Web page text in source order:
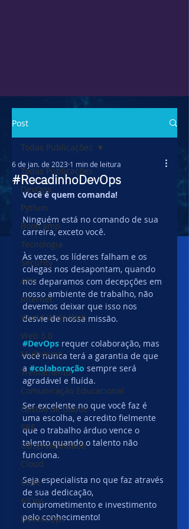
Post
Todas Publicações
DevOps
Python
Bootcamp
Tecnologia
Security
APIs
Internet
World Wide Web
Web 3.0
Multiverso
Treinamento
Comunicação Educacional
Gestão de Dados
SRE
Observabilidade
Cloud
Code
AIOps
DevSecOps
Todas Publicações
#RecadinhoDevOps
6 de jan. de 2023 1 min de leitura
Você é quem comanda!
Ninguém está no comando de sua
carreira, exceto você.
Às vezes, os líderes falham e os
colegas nos desapontam, quando
nos deparamos com decepções em
nosso ambiente de trabalho, não
devemos deixar que isso nos
desvie de nossa missão.
#DevOps requer colaboração, mas
você nunca terá a garantia de que
a #colaboração sempre será
agradável e fluída.
Ser excelente no que você faz é
uma escolha, e acredito fielmente
que o trabalho árduo vence o
talento quando o talento não
funciona.
Seja especialista no que faz através
de sua dedicação,
comprometimento e investimento
pelo conhecimento!